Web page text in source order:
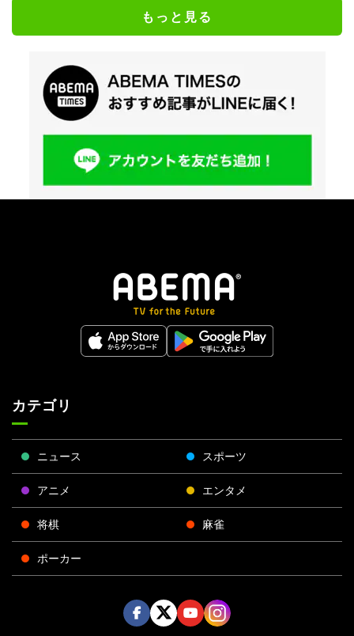
もっと見る
カテゴリ
ニュース スポーツ
アニメ エンタメ
将棋 麻雀
ポーカー